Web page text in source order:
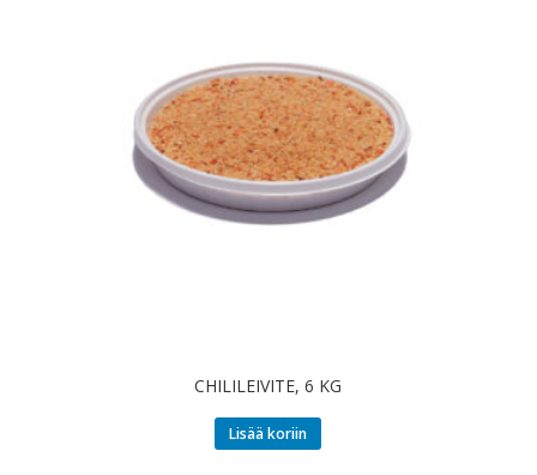
CHILILEIVITE, 6 KG
Lisää koriin